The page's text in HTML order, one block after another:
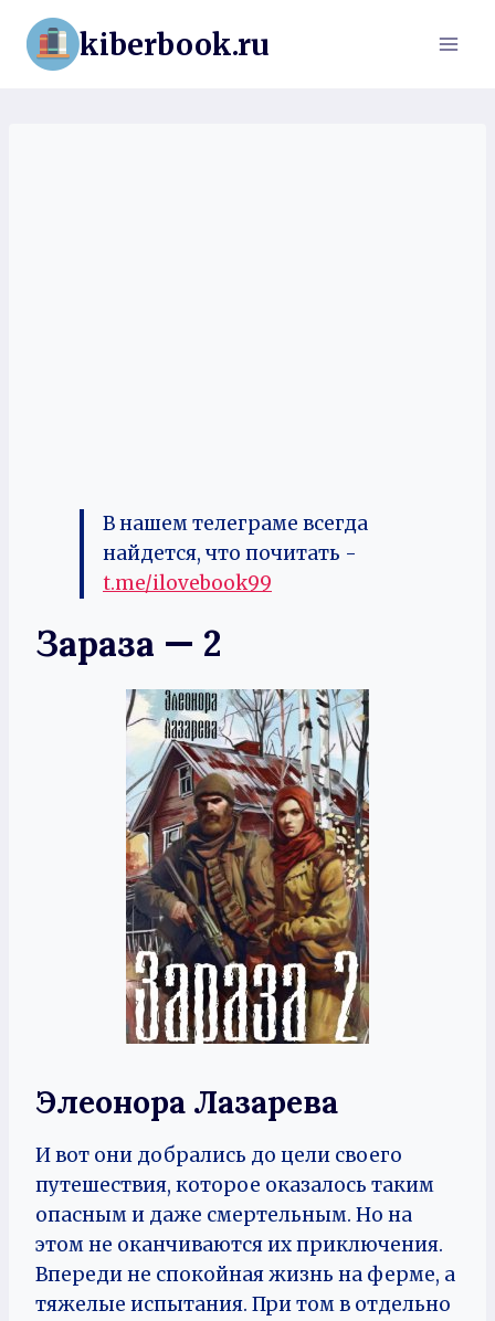
Перейти
содержимому
kiberbook.ru
В нашем телеграме всегда
найдется, что почитать -
t.me/ilovebook99
Зараза — 2
Элеонора Лазарева
И вот они добрались до цели своего
путешествия, которое оказалось таким
опасным и даже смертельным. Но на
этом не оканчиваются их приключения.
Впереди не спокойная жизнь на ферме, а
тяжелые испытания. При том в отдельно